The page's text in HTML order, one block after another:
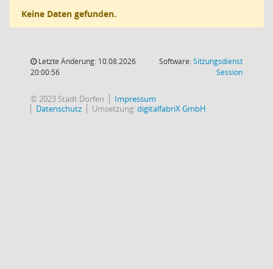
Keine Daten gefunden.
Letzte Änderung: 10.08.2026
20:00:56
Software:Sitzungsdienst
Session(Wird in
© 2023 Stadt Dorfen
Impressum
Datenschutz
Umsetzung:digitalfabriX GmbH